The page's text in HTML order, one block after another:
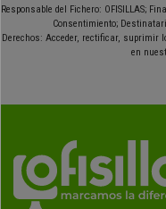
Responsable del Fichero: OFISILLAS;
Consentimiento;
Derechos: Acceder, rectificar, suprimir
en